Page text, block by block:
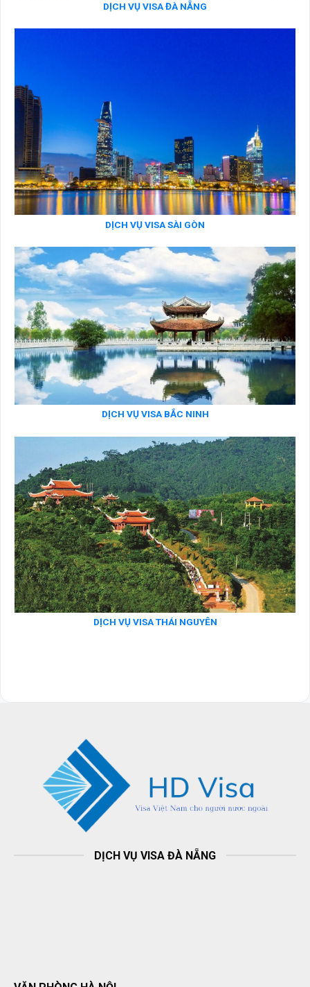
DỊCH VỤ VISA ĐÀ NẴNG
DỊCH VỤ VISA SÀI GÒN
DỊCH VỤ VISA BẮC NINH
DỊCH VỤ VISA THÁI NGUYÊN
DỊCH VỤ VISA ĐÀ NẴNG